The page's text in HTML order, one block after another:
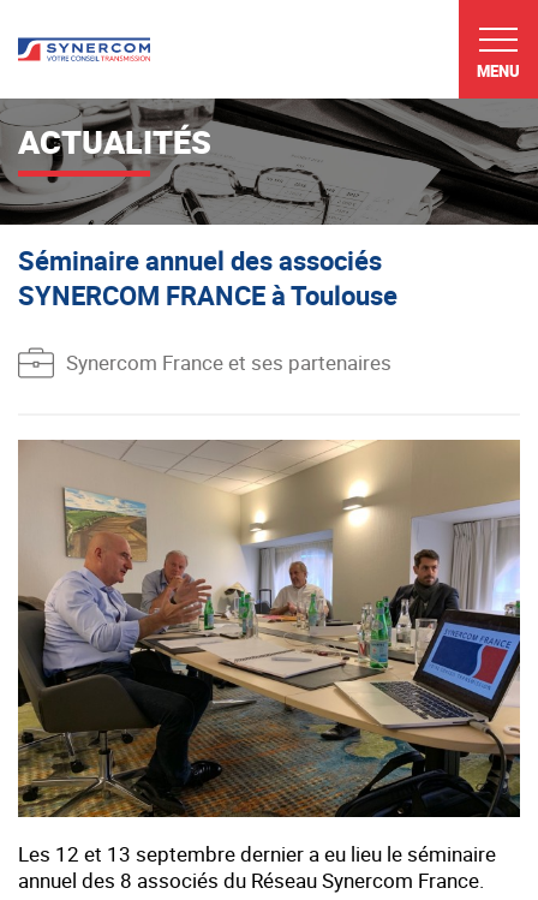
MENU
ACTUALITÉS
Séminaire annuel des associés
SYNERCOM FRANCE à Toulouse
Synercom France et ses partenaires
Les 12 et 13 septembre dernier a eu lieu le séminaire
annuel des 8 associés du Réseau Synercom France.